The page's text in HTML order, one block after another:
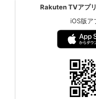
Rakuten TVアプリ
iOS版ア